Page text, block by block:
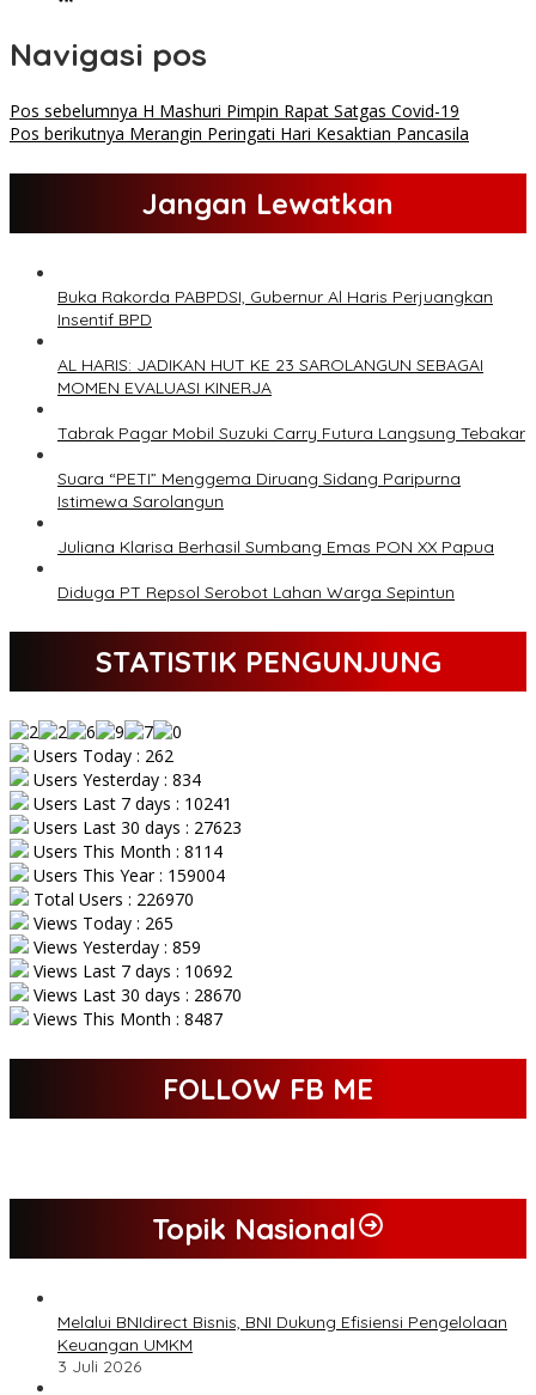
Navigasi pos
Pos sebelumnya H Mashuri Pimpin Rapat Satgas Covid-19
Pos berikutnya Merangin Peringati Hari Kesaktian Pancasila
Jangan Lewatkan
Buka Rakorda PABPDSI, Gubernur Al Haris Perjuangkan
Insentif BPD
AL HARIS: JADIKAN HUT KE 23 SAROLANGUN SEBAGAI
MOMEN EVALUASI KINERJA
Tabrak Pagar Mobil Suzuki Carry Futura Langsung Tebakar
Suara “PETI” Menggema Diruang Sidang Paripurna
Istimewa Sarolangun
Juliana Klarisa Berhasil Sumbang Emas PON XX Papua
Diduga PT Repsol Serobot Lahan Warga Sepintun
STATISTIK PENGUNJUNG
Users Today : 262
Users Yesterday : 834
Users Last 7 days : 10241
Users Last 30 days : 27623
Users This Month : 8114
Users This Year : 159004
Total Users : 226970
Views Today : 265
Views Yesterday : 859
Views Last 7 days : 10692
Views Last 30 days : 28670
Views This Month : 8487
FOLLOW FB ME
Topik Nasional
Melalui BNIdirect Bisnis, BNI Dukung Efisiensi Pengelolaan
Keuangan UMKM
3 Juli 2026